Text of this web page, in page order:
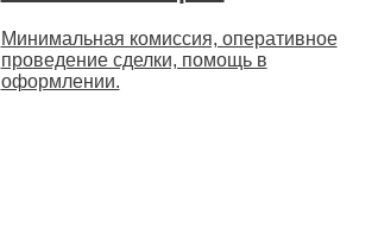
Минимальная комиссия, оперативное
проведение сделки, помощь в
оформлении.